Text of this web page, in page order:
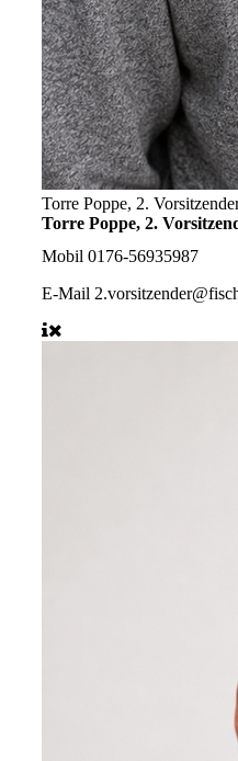
Torre Poppe, 2.
Torre Poppe, 2.
Mobil 0176-56935987
E-Mail